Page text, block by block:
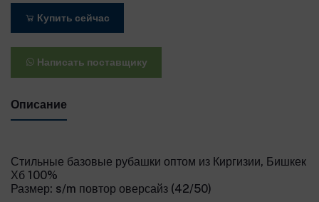
Купить сейчас
Написать поставщику
Описание
Стильные базовые рубашки оптом из Киргизии, Бишкек
Хб 100%
Размер: s/m повтор оверсайз (42/50)